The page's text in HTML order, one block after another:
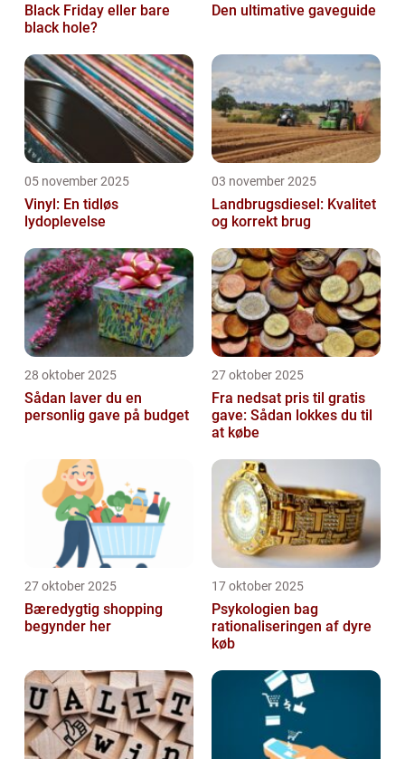
Black Friday eller bare
black hole?
Den ultimative gaveguide
05 november 2025
Vinyl: En tidløs
lydoplevelse
03 november 2025
Landbrugsdiesel: Kvalitet
og korrekt brug
28 oktober 2025
Sådan laver du en
personlig gave på budget
27 oktober 2025
Fra nedsat pris til gratis
gave: Sådan lokkes du til
at købe
27 oktober 2025
Bæredygtig shopping
begynder her
17 oktober 2025
Psykologien bag
rationaliseringen af dyre
køb